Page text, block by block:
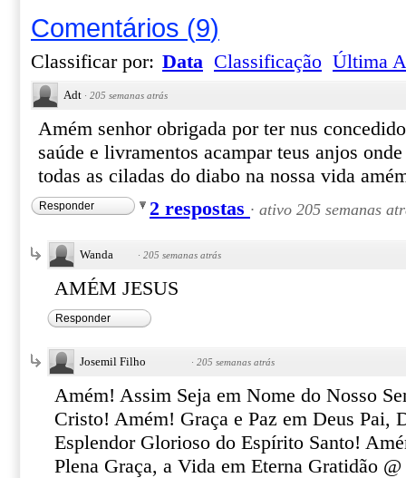
Comentários (9)
Classificar por: Data Classificação Última
Adt · 205 semanas atrás
Amém senhor obrigada por ter nus
saúde e livramentos acampar teus anjos
todas as ciladas do diabo na nossa vida
Responder 2 respostas · ativo 205 semanas
Wanda · 205 semanas atrás
AMÉM JESUS
Responder
Josemil Filho · 205 semanas atrás
Amém! Assim Seja em Nome do Nosso
Cristo! Amém! Graça e Paz em Deus Pai,
Esplendor Glorioso do Espírito Santo!
Plena Graça, a Vida em Eterna Gratidão